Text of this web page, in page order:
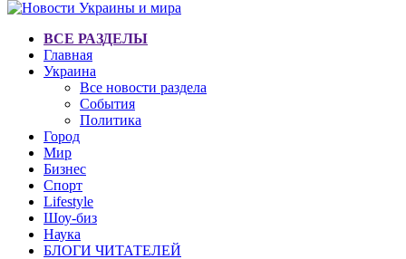
ВСЕ РАЗДЕЛЫ
Главная
Украина
Все новости раздела
События
Политика
Город
Мир
Бизнес
Спорт
Lifestyle
Шоу-биз
Наука
БЛОГИ ЧИТАТЕЛЕЙ